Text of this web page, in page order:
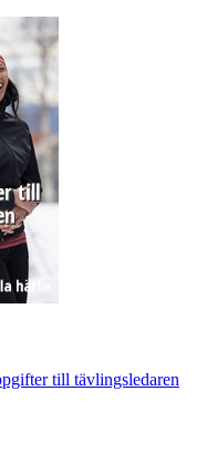
till tävlingsledaren